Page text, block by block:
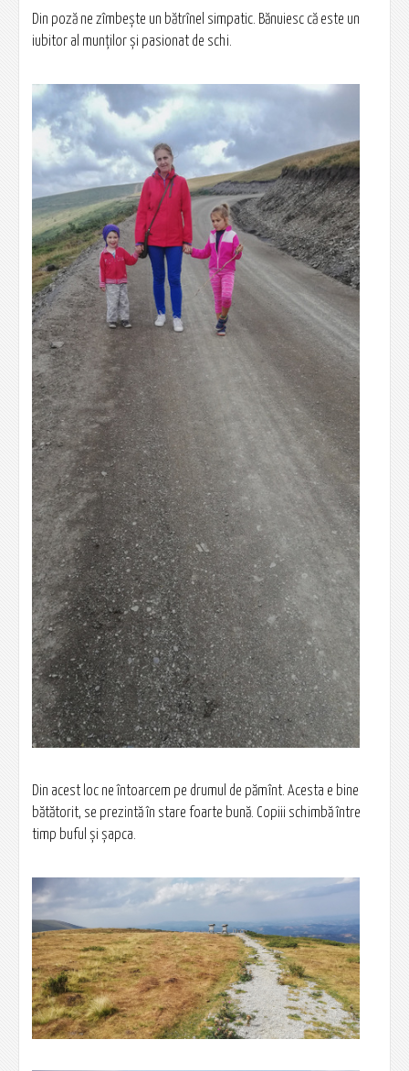
Din poză ne zîmbește un bătrînel simpatic. Bănuiesc că este un
iubitor al munților și pasionat de schi.
Din acest loc ne întoarcem pe drumul de pămînt. Acesta e bine
bătătorit, se prezintă în stare foarte bună. Copiii schimbă între
timp buful și șapca.